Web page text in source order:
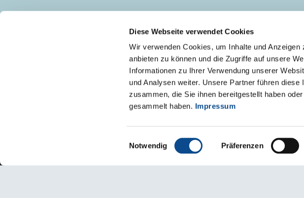
Diese Webseite verwendet Cookies
Wir verwenden Cookies, um Inhalte und
anbieten zu können und die Zugriffe auf unsere
Informationen zu Ihrer Verwendung unserer
und Analysen weiter. Unsere Partner führen
zusammen, die Sie ihnen bereitgestellt haben
gesammelt haben. Impressum
Einwilligungsauswahl
Notwendig Präferenzen
Upute za korištenje internetske stranice Izjava o pristupačnosti